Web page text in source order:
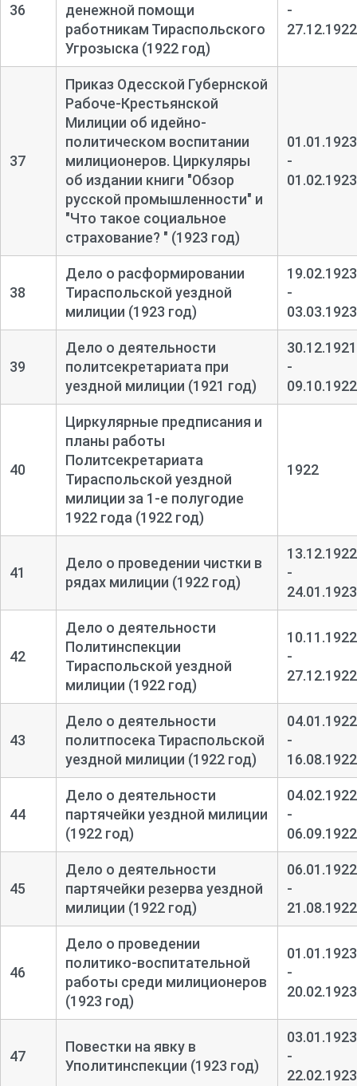
36
денежной помощи
работникам Тираспольского
Угрозыска (1922 год)
-
27.12.1922
37
Приказ Одесской Губернской
Рабоче-Крестьянской
Милиции об идейно-
политическом воспитании
милиционеров. Циркуляры
об издании книги "Обзор
русской промышленности" и
"Что такое социальное
страхование? " (1923 год)
01.01.1923
-
01.02.1923
38
Дело о расформировании
Тираспольской уездной
милиции (1923 год)
19.02.1923
-
03.03.1923
39
Дело о деятельности
политсекретариата при
уездной милиции (1921 год)
30.12.1921
-
09.10.1922
40
Циркулярные предписания и
планы работы
Политсекретариата
Тираспольской уездной
милиции за 1-е полугодие
1922 года (1922 год)
1922
41
Дело о проведении чистки в
рядах милиции (1922 год)
13.12.1922
-
24.01.1923
42
Дело о деятельности
Политинспекции
Тираспольской уездной
милиции (1922 год)
10.11.1922
-
27.12.1922
43
Дело о деятельности
политпосека Тираспольской
уездной милиции (1922 год)
04.01.1922
-
16.08.1922
44
Дело о деятельности
партячейки уездной милиции
(1922 год)
04.02.1922
-
06.09.1922
45
Дело о деятельности
партячейки резерва уездной
милиции (1922 год)
06.01.1922
-
21.08.1922
46
Дело о проведении
политико-воспитательной
работы среди милиционеров
(1923 год)
01.01.1923
-
20.02.1923
47
Повестки на явку в
Уполитинспекции (1923 год)
03.01.1923
-
22.02.1923